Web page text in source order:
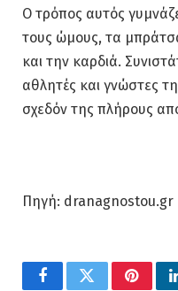
Ο τρόπος αυτός
τους ώμους, τα
και την καρδιά.
αθλητές και γνώστες
σχεδόν της πλήρους
Πηγή: dranagnostou.gr